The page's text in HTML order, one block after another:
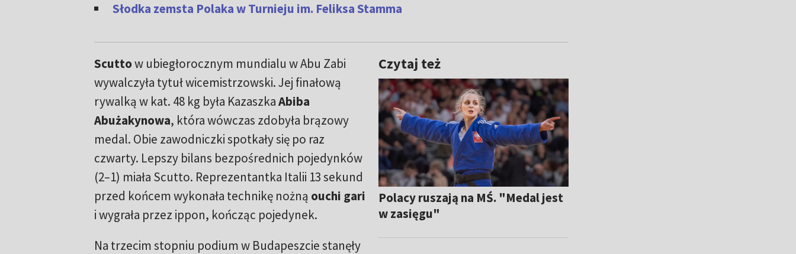
Słodka zemsta Polaka w Turnieju im. Feliksa Stamma
Czytaj też
Polacy ruszają na MŚ. "Medal jest
w zasięgu"
Scuttow ubiegłorocznym mundialu w Abu Zabi
wywalczyła tytuł wicemistrzowski. Jej finałową
rywalką w kat. 48 kg była KazaszkaAbiba
Abużakynowa, która wówczas zdobyła brązowy
medal. Obie zawodniczki spotkały się po raz
czwarty. Lepszy bilans bezpośrednich pojedynków
(2–1) miała Scutto. Reprezentantka Italii 13 sekund
przed końcem wykonała technikę nożną ouchi gari
i wygrała przez ippon, kończąc pojedynek.
Na trzecim stopniu podium w Budapeszcie stanęły